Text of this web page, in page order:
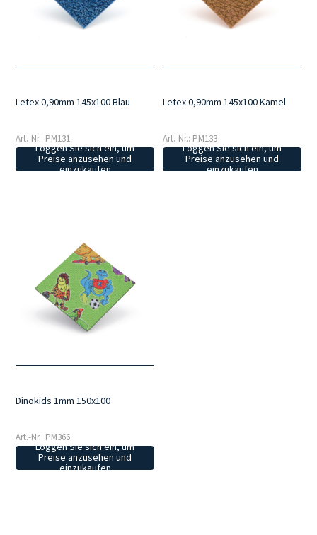
Letex 0,90mm 145x100 Blau
Art.-Nr.: PM131
Loggen Sie sich ein, um
Preise anzusehen und
einzukaufen
Letex 0,90mm 145x100 Kamel
Art.-Nr.: PM133
Loggen Sie sich ein, um
Preise anzusehen und
einzukaufen
Dinokids 1mm 150x100
Art.-Nr.: PM366
Loggen Sie sich ein, um
Preise anzusehen und
einzukaufen